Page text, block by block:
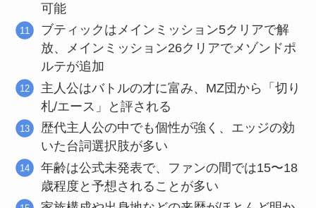
可能
ブティックはメインミッション5クリアで解
放、メインミッション26クリアでメゾンドポ
ルテが追加
主人公はバトルの才に富み、MZ団から「切り
札/エース」と評される
歴代主人公の中でも個性が強く、エッジの効
いた台詞選択肢が多い
年齢は公式未発表で、ファンの間では15〜18
歳程度と予想されることが多い